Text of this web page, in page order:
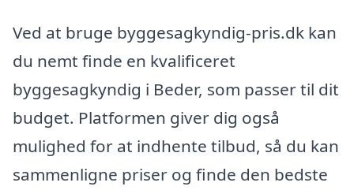
Ved at bruge byggesagkyndig-pris.dk kan
du nemt finde en kvalificeret
byggesagkyndig i Beder, som passer til dit
budget. Platformen giver dig også
mulighed for at indhente tilbud, så du kan
sammenligne priser og finde den bedste